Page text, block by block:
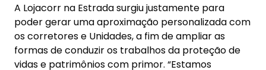
A Lojacorr na Estrada surgiu justamente para
poder gerar uma aproximação personalizada com
os corretores e Unidades, a fim de ampliar as
formas de conduzir os trabalhos da proteção de
vidas e patrimônios com primor. “Estamos